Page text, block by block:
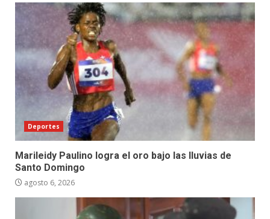
Deportes
Marileidy Paulino logra el oro bajo las lluvias de
Santo Domingo
agosto 6, 2026